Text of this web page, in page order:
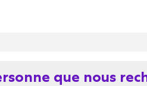
que nous